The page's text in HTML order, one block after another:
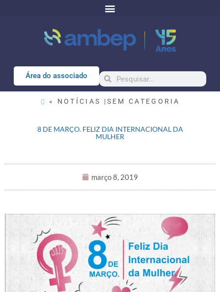
Área do associado
« NOTÍCIAS |SEM CATEGORIA
8 DE MARÇO. FELIZ DIA INTERNACIONAL DA
MULHER
março 8, 2019